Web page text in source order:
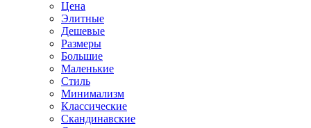
Цена
Элитные
Дешевые
Размеры
Большие
Маленькие
Стиль
Минимализм
Классические
Скандинавские